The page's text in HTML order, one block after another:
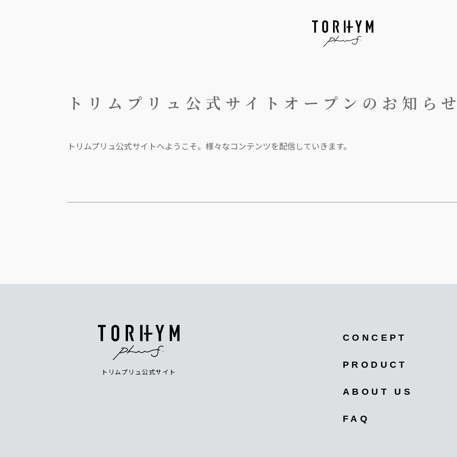
トリムプリュ公式サイトオープンのお知ら
トリムプリュ公式サイトへようこそ。様々なコンテンツを配信していきます。
トリムプリュ公式サイト
CONCEPT
PRODUCT
ABOUT US
FAQ